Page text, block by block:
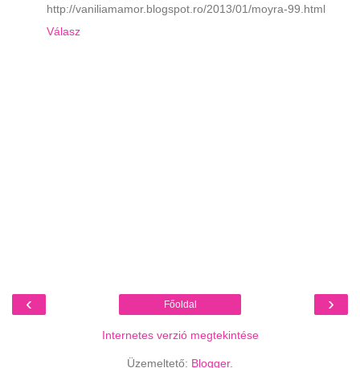
http://vaniliamamor.blogspot.ro/2013/01/moyra-99.html
Válasz
‹ ›
Főoldal
Internetes verzió megtekintése
Üzemeltető: Blogger.